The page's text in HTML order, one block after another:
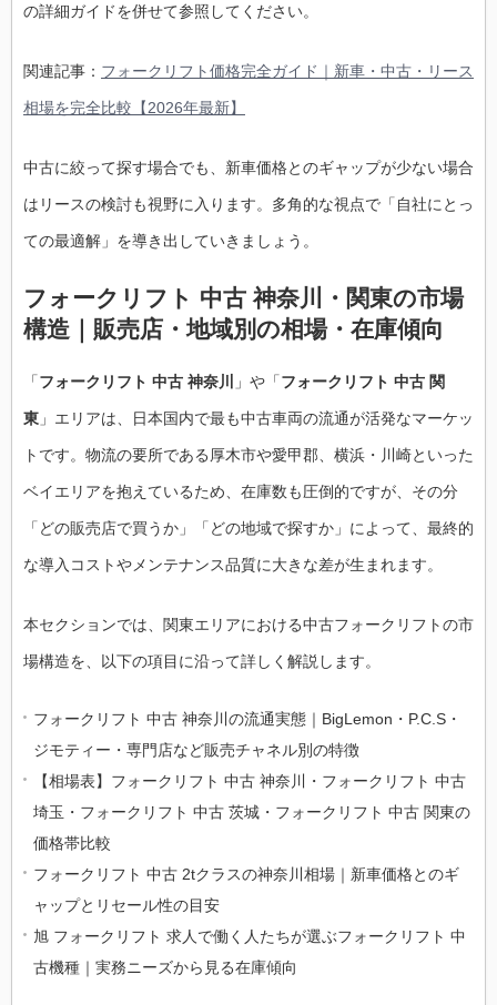
の詳細ガイドを併せて参照してください。
関連記事： フォークリフト価格完全ガイド｜新車・中古・リース
相場を完全比較【2026年最新】
中古に絞って探す場合でも、新車価格とのギャップが少ない場合
はリースの検討も視野に入ります。多角的な視点で「自社にとっ
ての最適解」を導き出していきましょう。
フォークリフト 中古 神奈川・関東の市場
構造｜販売店・地域別の相場・在庫傾向
「フォークリフト 中古 神奈川 」や「フォークリフト 中古 関
東 」エリアは、日本国内で最も中古車両の流通が活発なマーケッ
トです。物流の要所である厚木市や愛甲郡、横浜・川崎といった
ベイエリアを抱えているため、在庫数も圧倒的ですが、その分
「どの販売店で買うか」「どの地域で探すか」によって、最終的
な導入コストやメンテナンス品質に大きな差が生まれます。
本セクションでは、関東エリアにおける中古フォークリフトの市
場構造を、以下の項目に沿って詳しく解説します。
フォークリフト 中古 神奈川の流通実態｜BigLemon・P.C.S・
ジモティー・専門店など販売チャネル別の特徴
【相場表】フォークリフト 中古 神奈川・フォークリフト 中古
埼玉・フォークリフト 中古 茨城・フォークリフト 中古 関東の
価格帯比較
フォークリフト 中古 2tクラスの神奈川相場｜新車価格とのギ
ャップとリセール性の目安
旭 フォークリフト 求人で働く人たちが選ぶフォークリフト 中
古機種｜実務ニーズから見る在庫傾向